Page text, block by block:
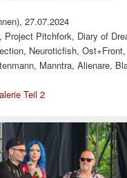
27.07.2024
Project Pitchfork, Diary of
Neuroticfish,
Manntra, Alienare,
Teil 2